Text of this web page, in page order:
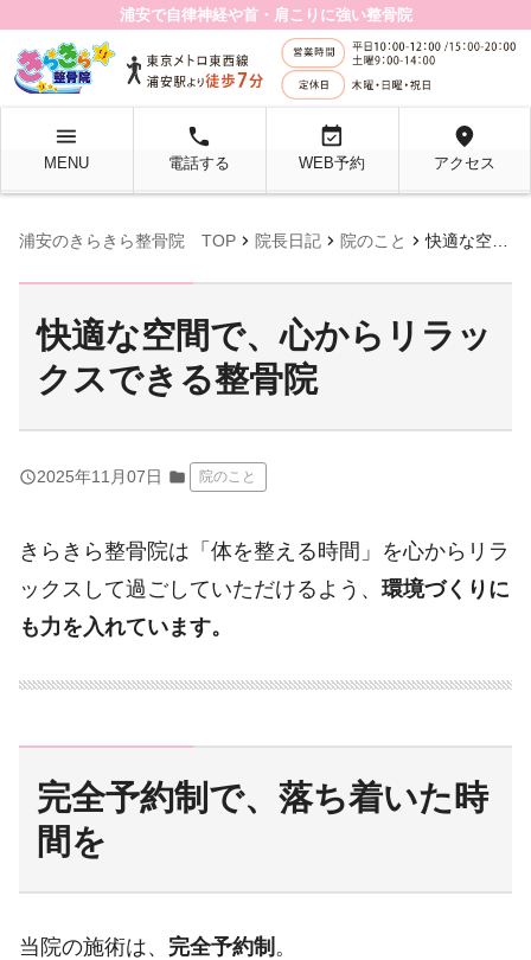
浦安で自律神経や首・肩こりに強い整骨院
menu
MENU
local_phone
電話する
event_available
WEB予約
location_on
アクセス
浦安のきらきら整骨院 TOP chevron_right 院長日記 chevron_right 院のこと chevron_right快適な空間で、心からリラックスできる整骨院
快適な空間で、心からリラッ
クスできる整骨院
query_builder2025年11月07日 folder 院のこと
きらきら整骨院は「体を整える時間」を心からリラ
ックスして過ごしていただけるよう、 環境づくりに
も力を入れています。
完全予約制で、落ち着いた時
間を
当院の施術は、 完全予約制 。